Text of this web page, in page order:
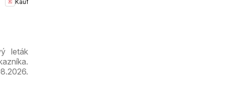
Petržalka-
Kaufland
leták